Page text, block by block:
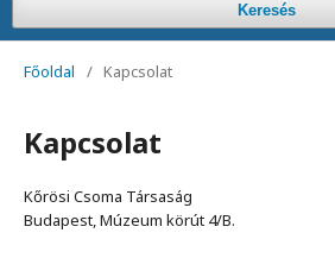
Keresés
Főoldal / Kapcsolat
Kapcsolat
Kőrösi Csoma Társaság
Budapest, Múzeum körút 4/B.